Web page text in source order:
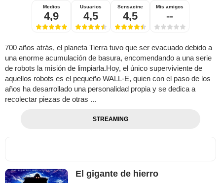
Medios
4,9
Usuarios
4,5
Sensacine
4,5
Mis amigos
--
700 años atrás, el planeta Tierra tuvo que ser evacuado debido a
una enorme acumulación de basura, encomendando a una serie
de robots la misión de limpiarla.Hoy, el único superviviente de
aquellos robots es el pequeño WALL-E, quien con el paso de los
años ha desarrollado una personalidad propia y se dedica a
recolectar piezas de otras ...
STREAMING
El gigante de hierro